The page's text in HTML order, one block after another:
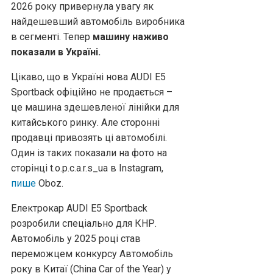
2026 року привернула увагу як
найдешевший автомобіль виробника
в сегменті. Тепер машину наживо
показали в Україні.
Цікаво, що в Україні нова AUDI E5
Sportback офіційно не продається –
це машина здешевленої лінійки для
китайського ринку. Але сторонні
продавці привозять ці автомобілі.
Один із таких показали на фото на
сторінці t.o.p.c.a.r.s_ua в Instagram,
пише Оboz.
Електрокар AUDI E5 Sportback
розробили спеціально для КНР.
Автомобіль у 2025 році став
переможцем конкурсу Автомобіль
року в Китаї (China Car of the Year) у